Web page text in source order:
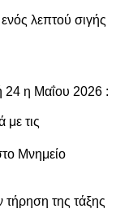
λεπτού σιγής
24 η Μαΐου 2026 :
με τις
Μνημείο
τήρηση της τάξης